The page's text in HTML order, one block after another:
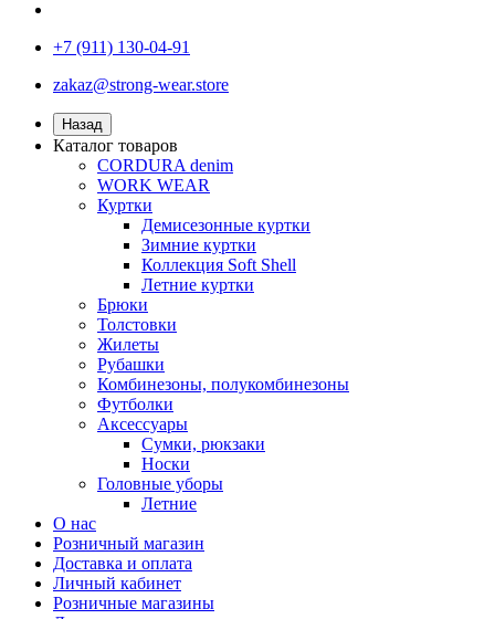
+7 (911) 130-04-91
zakaz@strong-wear.store
Назад
Каталог товаров
CORDURA denim
WORK WEAR
Куртки
Демисезонные куртки
Зимние куртки
Коллекция Soft Shell
Летние куртки
Брюки
Толстовки
Жилеты
Рубашки
Комбинезоны, полукомбинезоны
Футболки
Аксессуары
Сумки, рюкзаки
Носки
Головные уборы
Летние
О нас
Розничный магазин
Доставка и оплата
Личный кабинет
Розничные магазины